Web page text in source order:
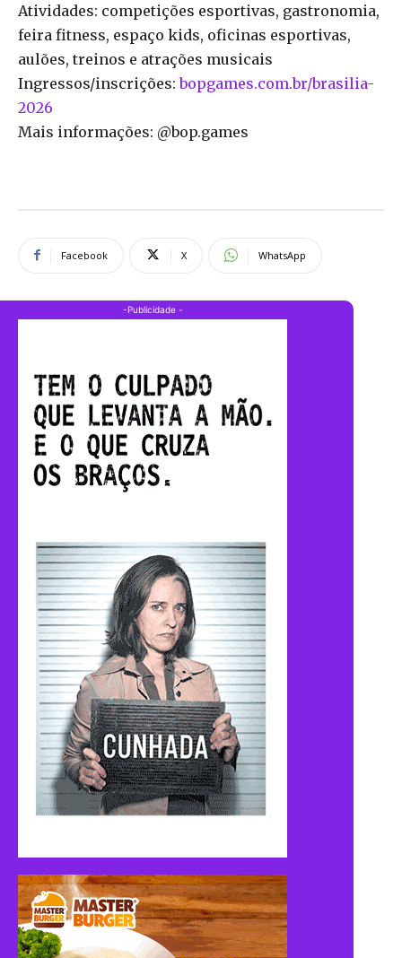
Atividades: competições esportivas, gastronomia,
feira fitness, espaço kids, oficinas esportivas,
aulões, treinos e atrações musicais
Ingressos/inscrições: bopgames.com.br/brasilia-
2026
Mais informações: @bop.games
Facebook X WhatsApp
-Publicidade -